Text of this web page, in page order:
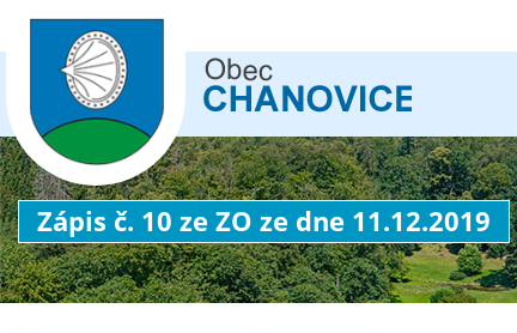
Zápis č. 10 ze ZO ze dne 11.12.2019